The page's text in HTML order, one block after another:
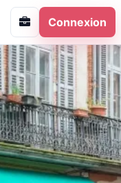
Connexion